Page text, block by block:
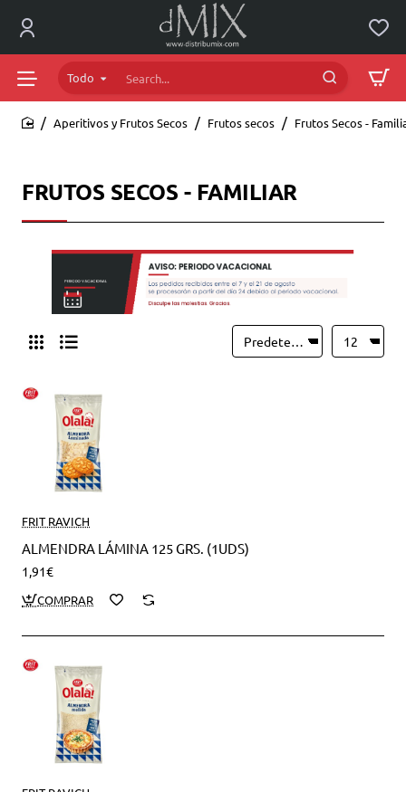
Todo
Search...
home
Aperitivos y Frutos Secos Frutos secos Frutos Secos -
FRUTOS SECOS - FAMILIAR
FRIT RAVICH
ALMENDRA LÁMINA 125 GRS. (1UDS)
1,91€